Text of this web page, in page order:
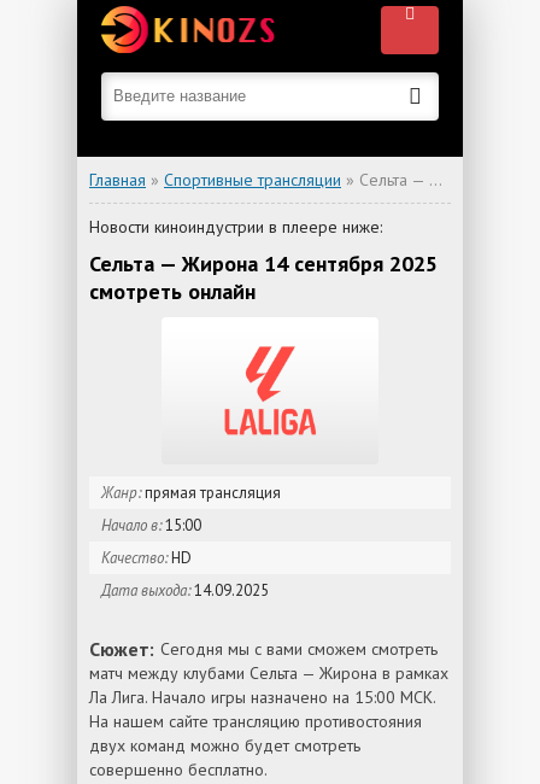
Главная » Спортивные трансляции » Сельта — Жирона
Новости киноиндустрии в плеере ниже:
Сельта — Жирона 14 сентября 2025
смотреть онлайн
Жанр:прямая трансляция
Начало в:15:00
Качество:HD
Дата выхода:14.09.2025
Сюжет: Сегодня мы с вами сможем смотреть
матч между клубами Сельта — Жирона в рамках
Ла Лига. Начало игры назначено на 15:00 МСК.
На нашем сайте трансляцию противостояния
двух команд можно будет смотреть
совершенно бесплатно.